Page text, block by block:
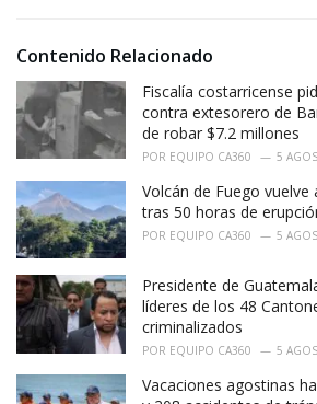
i
:
Contenido Relacionado
Fiscalía costarricense
contra extesorero de
de robar $7.2 millones
POR EQUIPO CA360 5
Volcán de Fuego
tras 50 horas de
POR EQUIPO CA360 5
Presidente de
líderes de los 48
criminalizados
POR EQUIPO CA360 5
Vacaciones agostinas